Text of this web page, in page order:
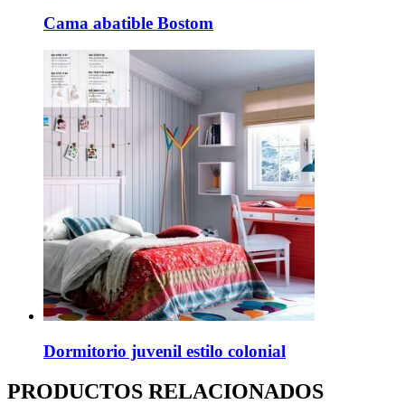
Cama abatible Bostom
Dormitorio juvenil estilo colonial
PRODUCTOS RELACIONADOS